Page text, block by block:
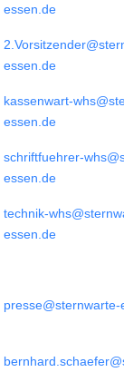
essen.de
essen.de
kassenwart-
essen.de
schriftfuehrer-
essen.de
technik-
essen.de
presse@sternwarte-